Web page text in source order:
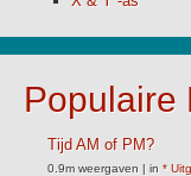
Populaire
Tijd AM of PM?
0.9m weergaven | in *